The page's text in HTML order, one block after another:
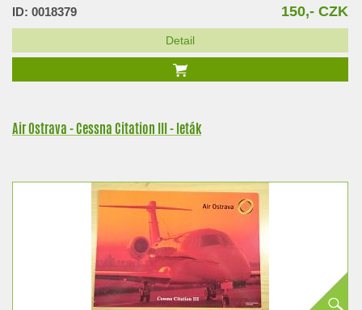
ID: 0018379 150,- CZK
Detail
Air Ostrava - Cessna Citation III - leták